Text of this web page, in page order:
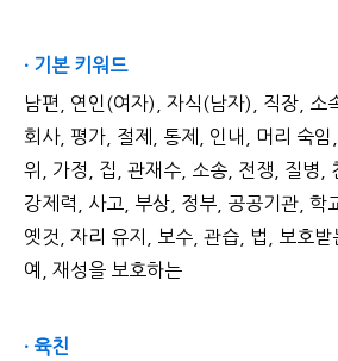
· 기본 키워드
남편, 연인(여자), 자식(남자), 직장, 소
회사, 평가, 절제, 통제, 인내, 머리 숙
위, 가정, 집, 관재수, 소송, 전쟁, 질병,
강제력, 사고, 부상, 정부, 공공기관, 학
옛것, 자리 유지, 보수, 관습, 법, 보호
예, 재성을 보호하는
· 육친